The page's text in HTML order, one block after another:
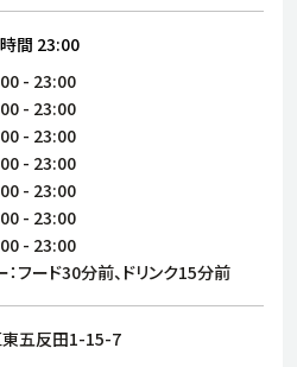
店舗検索
ールのDX ～これまでとこれから～
クホルダーとの
ニケーション
間 23:00
- 23:00
- 23:00
- 23:00
- 23:00
- 23:00
- 23:00
- 23:00
フード30分前、ドリンク15分前
五反田1-15-7